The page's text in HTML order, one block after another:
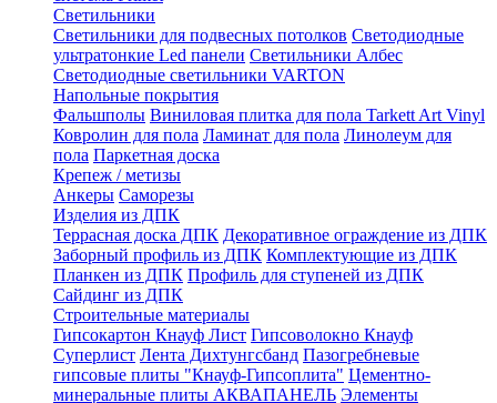
Светильники
Светильники для подвесных потолков Светодиодные
ультратонкие Led панели Светильники Албес
Светодиодные светильники VARTON
Напольные покрытия
Фальшполы Виниловая плитка для пола Tarkett Art Vinyl
Ковролин для пола Ламинат для пола Линолеум для
пола Паркетная доска
Крепеж / метизы
Анкеры Саморезы
Изделия из ДПК
Террасная доска ДПК Декоративное ограждение из ДПК
Заборный профиль из ДПК Комплектующие из ДПК
Планкен из ДПК Профиль для ступеней из ДПК
Сайдинг из ДПК
Строительные материалы
Гипсокартон Кнауф Лист Гипсоволокно Кнауф
Суперлист Лента Дихтунгсбанд Пазогребневые
гипсовые плиты "Кнауф-Гипсоплита" Цементно-
минеральные плиты АКВАПАНЕЛЬ Элементы